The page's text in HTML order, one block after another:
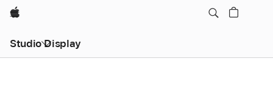
Apple
Studio Display